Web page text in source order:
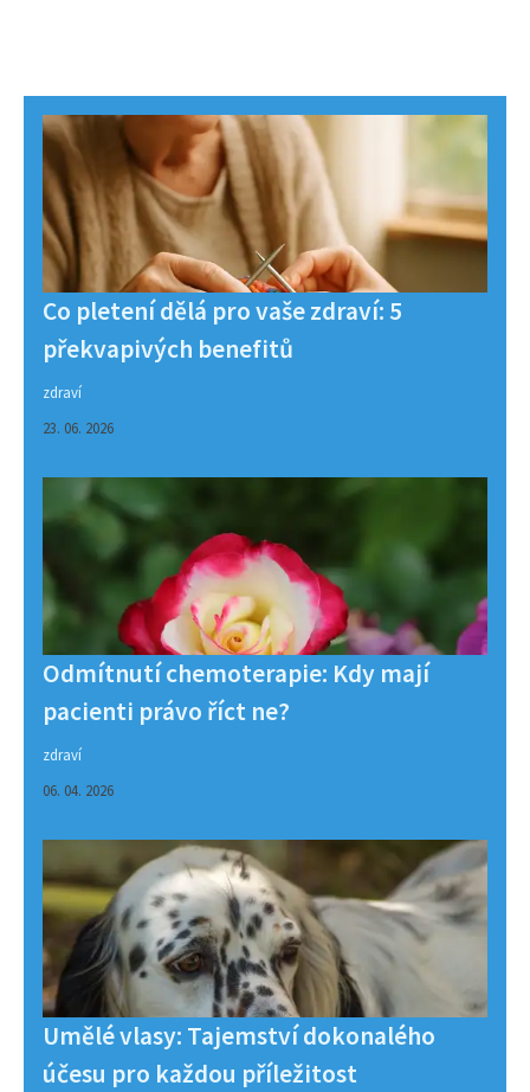
Co pletení dělá pro vaše zdraví: 5
překvapivých benefitů
zdraví
23. 06. 2026
Odmítnutí chemoterapie: Kdy mají
pacienti právo říct ne?
zdraví
06. 04. 2026
Umělé vlasy: Tajemství dokonalého
účesu pro každou příležitost